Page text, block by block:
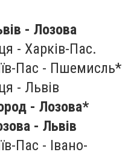
- Лозова
- Харків-Пас.
Пас - Пшемисль*
- Львів
- Лозова*
- Львів
Пас - Івано-